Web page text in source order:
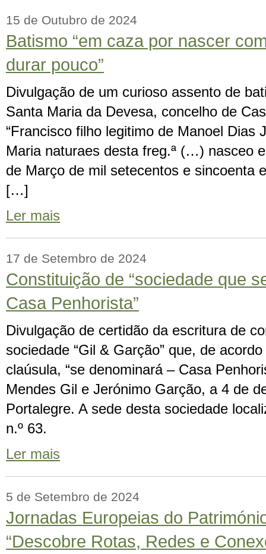
15 de Outubro de 2024
Batismo “em caza por nascer
durar pouco”
Divulgação de um curioso assento de
Santa Maria da Devesa, concelho de
“Francisco filho legitimo de Manoel Dias
Maria naturaes desta freg.ª (…) nasceo
de Março de mil setecentos e sincoenta
[…]
Ler mais
17 de Setembro de 2024
Constituição de “sociedade que
Casa Penhorista”
Divulgação de certidão da escritura de
sociedade “Gil & Garção” que, de
claúsula, “se denominará – Casa
Mendes Gil e Jerónimo Garção, a 4 de
Portalegre. A sede desta sociedade
n.º 63.
Ler mais
5 de Setembro de 2024
Jornadas Europeias do
“Descobre Rotas, Redes e